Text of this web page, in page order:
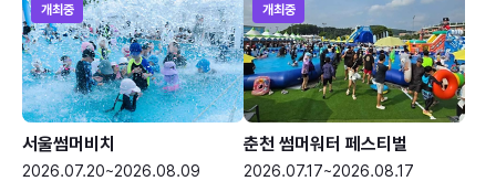
개최중
서울썸머비치
2026.07.20~2026.08.09
개최중
춘천 썸머워터 페스티벌
2026.07.17~2026.08.17